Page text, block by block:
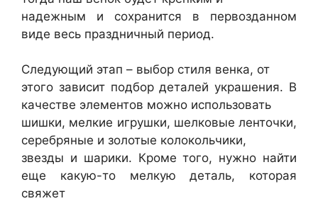
надежным и сохранится в первозданном
виде весь праздничный период.
Следующий этап – выбор стиля венка, от
этого зависит подбор деталей украшения. В
качестве элементов можно использовать
шишки, мелкие игрушки, шелковые ленточки,
серебряные и золотые колокольчики,
звезды и шарики. Кроме того, нужно найти
еще какую-то мелкую деталь, которая
свяжет